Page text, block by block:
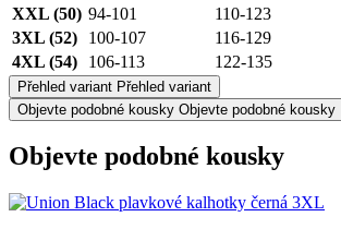
XXL (50) 94-101
110-123
3XL (52)
100-107
116-129
4XL (54)
106-113 122-135
Přehled variant Přehled variant
Objevte podobné kousky Objevte podobné kousky
Objevte podobné kousky